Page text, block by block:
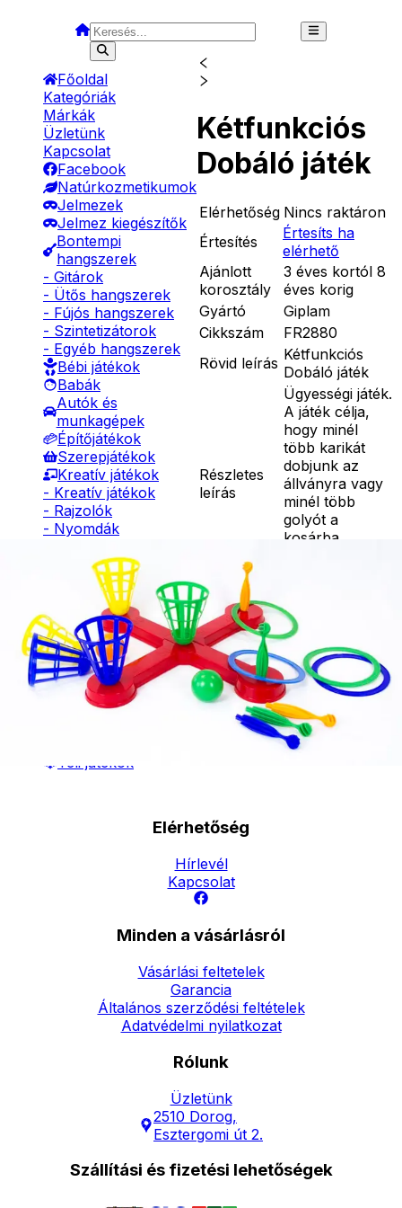
Főoldal
Kategóriák
Márkák
Üzletünk
Kapcsolat
Facebook
Natúrkozmetikumok
Jelmezek
Jelmez kiegészítők
Bontempi
hangszerek
- Gitárok
- Ütős hangszerek
- Fújós hangszerek
- Szintetizátorok
- Egyéb hangszerek
Bébi játékok
Babák
Autók és
munkagépek
Építőjátékok
Szerepjátékok
Kreatív játékok
- Kreatív játékok
- Rajzolók
- Nyomdák
Társasjátékok
Asztali játékok
Nyári játékok
- Homokozójátékok
- Műanyag hajók
- Hinta, csúszda
- Ütők, dobálók
- Strandcikkek
- Egyéb nyári játékok
Téli játékok
Kétfunkciós
Dobáló játék
Elérhetőség Nincs raktáron
Értesítés
Értesíts ha
elérhető
Ajánlott
korosztály
3 éves kortól 8
éves korig
Gyártó
Giplam
Cikkszám
FR2880
Rövid leírás Kétfunkciós
Dobáló játék
Részletes
leírás
Ügyességi játék.
A játék célja,
hogy minél
több karikát
dobjunk az
állványra vagy
minél több
golyót a
kosárba.
Ár
Nincs raktáron
Szállítás:
- Csomagautomata: 1190
forinttól
- Házhozszállítás: 2190
forinttól
- Személyes átvétel:
ingyenesen
Elérhetőség
Hírlevél
Kapcsolat
Minden a vásárlásról
Vásárlási feltetelek
Garancia
Általános szerződési feltételek
Adatvédelmi nyilatkozat
Rólunk
Üzletünk
2510 Dorog,
Esztergomi út 2.
Szállítási és fizetési lehetőségek